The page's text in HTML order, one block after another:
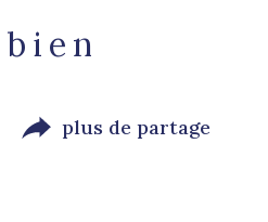
plus de partage